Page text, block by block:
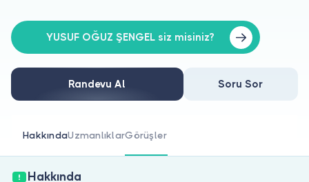
Doktorlar için
Doktor musunuz?
YUSUF OĞUZ ŞENGEL siz misiniz?
Randevu Al Soru Sor
HakkındaUzmanlıklarGörüşler
Hakkında